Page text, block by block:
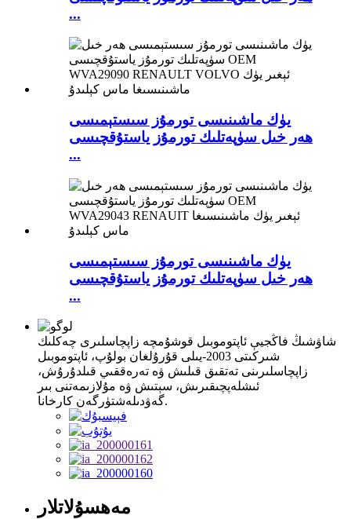
...
يۈك ماشىنىسى تورمۇز سىستېمىسى
ھەر خىل سۈپەتلىك تورمۇز ياستۇقچىسى
...
يۈك ماشىنىسى تورمۇز سىستېمىسى
ھەر خىل سۈپەتلىك تورمۇز ياستۇقچىسى
...
شاۋشىڭ فاڭجيې ئاپتوموبىل قوشۇمچە زاپچاسلىرى چەكلىك
شىركىتى 2003-يىلى قۇرۇلغان بولۇپ، ئاپتوموبىل
زاپچاسلىرىنى تەتقىق قىلىش ۋە تەرەققىي قىلدۇرۇش،
ئىشلەپچىقىرىش، سېتىش ۋە مۇلازىمەتنى بىر
گەۋدىلەشتۈرگەن كارخانا.
مەھسۇلاتلار